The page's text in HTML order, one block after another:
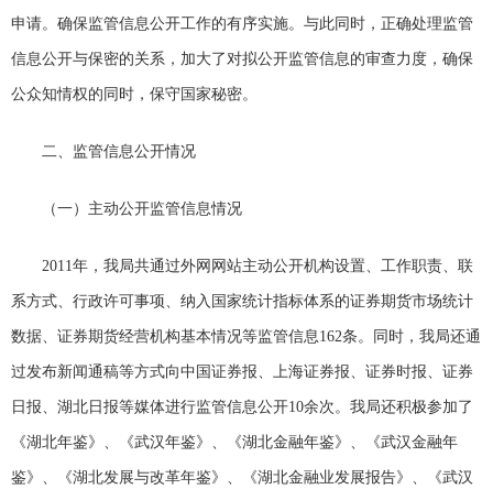
申请。确保监管信息公开工作的有序实施。与此同时，正确处理监管
信息公开与保密的关系，加大了对拟公开监管信息的审查力度，确保
公众知情权的同时，保守国家秘密。
二、监管信息公开情况
（一）主动公开监管信息情况
2011年，我局共通过外网网站主动公开机构设置、工作职责、联
系方式、行政许可事项、纳入国家统计指标体系的证券期货市场统计
数据、证券期货经营机构基本情况等监管信息162条。同时，我局还通
过发布新闻通稿等方式向中国证券报、上海证券报、证券时报、证券
日报、湖北日报等媒体进行监管信息公开10余次。我局还积极参加了
《湖北年鉴》、《武汉年鉴》、《湖北金融年鉴》、《武汉金融年
鉴》、《湖北发展与改革年鉴》、《湖北金融业发展报告》、《武汉